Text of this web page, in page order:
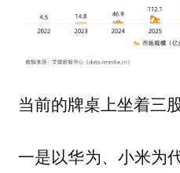
当前的牌桌上坐着三
一是以华为、小米为